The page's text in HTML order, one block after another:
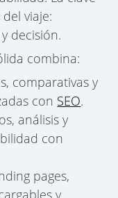
viaje:
decisión.
combina:
comparativas y
con SEO.
análisis y
con
pages,
y